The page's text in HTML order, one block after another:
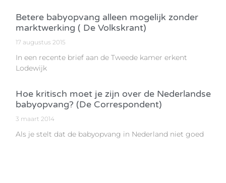
Betere babyopvang alleen mogelijk zonder
marktwerking ( De Volkskrant)
17 augustus 2015
In een recente brief aan de Tweede kamer erkent
Lodewijk
Hoe kritisch moet je zijn over de Nederlandse
babyopvang? (De Correspondent)
3 maart 2014
Als je stelt dat de babyopvang in Nederland niet goed